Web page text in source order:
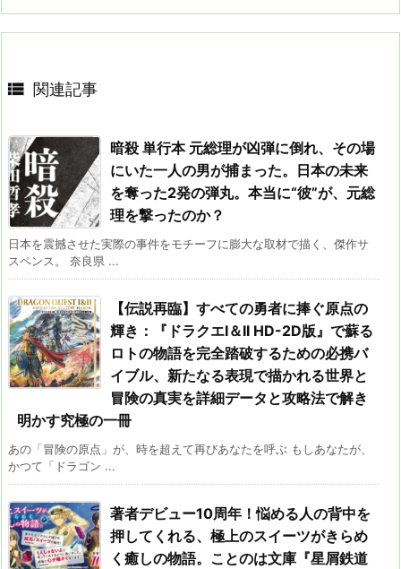
 関連記事
暗殺 単行本 元総理が凶弾に倒れ、その場
にいた一人の男が捕まった。日本の未来
を奪った2発の弾丸。本当に“彼”が、元総
理を撃ったのか？
日本を震撼させた実際の事件をモチーフに膨大な取材で描く、傑作サ
スペンス。 奈良県 ...
【伝説再臨】すべての勇者に捧ぐ原点の
輝き：『ドラクエI＆II HD-2D版』で蘇る
ロトの物語を完全踏破するための必携バ
イブル、新たなる表現で描かれる世界と
冒険の真実を詳細データと攻略法で解き
明かす究極の一冊
あの「冒険の原点」が、時を超えて再びあなたを呼ぶ もしあなたが、
かつて「ドラゴン ...
著者デビュー10周年！悩める人の背中を
押してくれる、極上のスイーツがきらめ
く癒しの物語。ことのは文庫『星屑鉄道